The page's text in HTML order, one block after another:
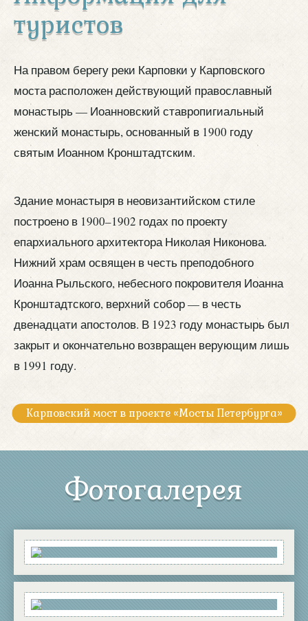
туристов
На правом берегу реки Карповки у Карповского
моста расположен действующий православный
монастырь — Иоанновский ставропигиальный
женский монастырь, основанный в 1900 году
святым Иоанном Кронштадтским.
Здание монастыря в неовизантийском стиле
построено в 1900–1902 годах по проекту
епархиального архитектора Николая Никонова.
Нижний храм освящен в честь преподобного
Иоанна Рыльского, небесного покровителя Иоанна
Кронштадтского, верхний собор — в честь
двенадцати апостолов. В 1923 году монастырь был
закрыт и окончательно возвращен верующим лишь
в 1991 году.
Карповский мост в проекте «Мосты Петербурга»
Фотогалерея